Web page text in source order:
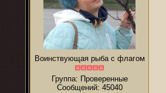
Воинствующая рыба с флагом
Группа: Проверенные
Сообщений: 45040